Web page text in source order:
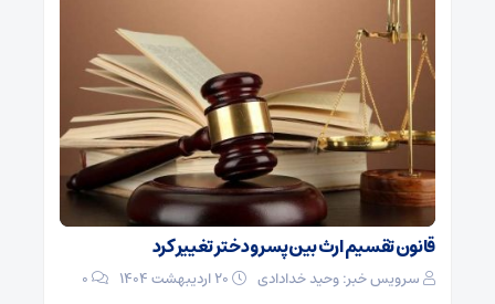
قانون تقسیم ارث بین پسر و دختر تغییر کرد
سرویس خبر: وحید خدادادی 0